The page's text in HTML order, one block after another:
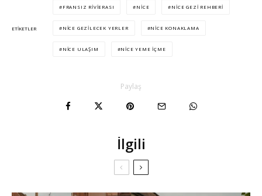
ETIKETLER
FRANSIZ RIVIERASI NICE NICE GEZI REHBERI
NICE GEZILECEK YERLER NICE KONAKLAMA
NICE ULAŞIM NICE YEME IÇME
Paylaş
İlgili